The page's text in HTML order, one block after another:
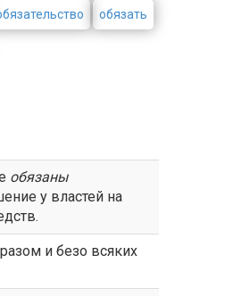
обязать
обязаны
у властей на
и безо всяких